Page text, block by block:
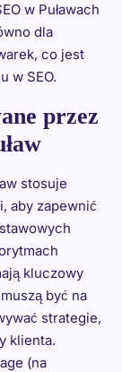
w Puławach
dla
co jest
w SEO.
przez
stosuje
aby zapewnić
kluczowy
być na
strategie,
klienta.
(na